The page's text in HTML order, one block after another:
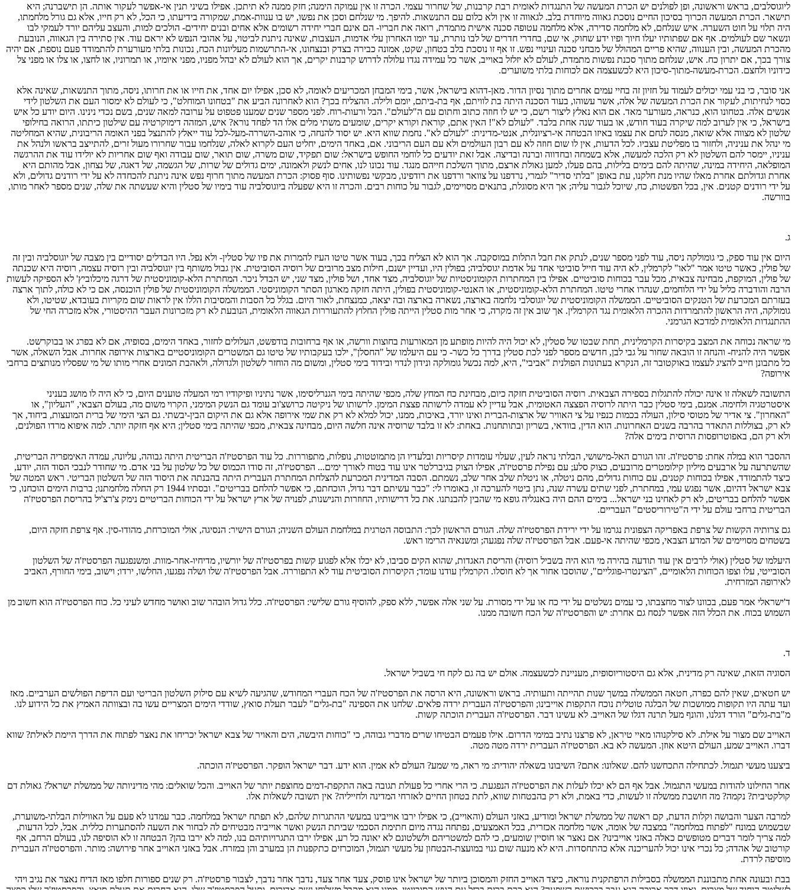
ליוגוסלבים, בראש וראשונה, ופן לפולנים יש הכרת המעשה של התנגדות לאומית רבת קרבנות, של שחרור עצמי. הכרה זו אין עמוקה הימנה; חזק ממנה לא תיתכן. אפילו בשיני תנין אי-אפשר לעקור אותה. הן תישברנה; היא
תישאר. הכרת המעשה הכרוך בסיכון החיים נוסכת גאווה מיוחדת בלב. לגאווה זו אין ולא כלום עם התנשאות. להיפך. מי שנלחם וסכן את נפשו, יש בו ענוות-אמת, שמקורה בידיעתו, כי הכל, לא רק חייו, אלא גם גורל מלחמתו,
היה תלוי על חוט השערה. איש שנלחם, לא מלחמה סדירה, אלא מלחמה עטופה סכנה אישית מתמדת, רואה את חבריו- הם אינם חברי יחידה רשומים אלא אחים ובנים יחידים- הולכים למות, והעצב עליהם יורד לעמקי לבו
ונשאר שם לעולמים. אף אם שפתותיו יעלו חיוך ופיו ידע שחוק, אי שם, בחדרי חדרים של לבו נותרת, עד יומו האחרון עלי אדמות, העצבות, שאינה ניתנת לביטוי, על אהובי הנפש לא יראם עוד. אין סתירה בין הגאווה, הנובעת
מהכרת המעשה, ובין הענווה, שהיא פריים המהולל של מבחני סכנה ועינויי נפש. זו אף זו נוסכת בלב בטחון, שקט, אמונה כבירה בצדק ובנצחונו, אי-התרשמות מעליונות הכח, נכונות בלתי מעורערת להתמודד פעם נוספת, אם יהיה
צורך בכך, אם יתרון כח. איש, שנלחם מתוך סכנת נפשות מתמדת, לעולם לא יזלזל באוייב, אשר כל עמידה נגדו עלולה לדרוש קרבנות יקרים, אך הוא לעולם לא יבהל מפניו, מפני איומיו, או תמרוניו, או לחצו, או צלו או מפני צל
כידוניו ולחצם. הכרת-מעשה-מתוך-סיכון היא לכשעצמה אם לכוחות בלתי משוערים.
אני סובר, כי בני עמי יכולים לעמוד על חזיון זה בחיי עמים אחרים מתוך נסיון הדור. מאן-דהוא בישראל, אשר, בימי המבחן המכריעים לאומה, לא סכן, אפילו יום אחד, את חייו או את חרותו, ניסה, מתוך התנשאות, שאינה אלא
כסוי לנחיתות, לעקור את הכרת המעשה של אלה, אשר עשוהו, בעוד הסכנה היתה בת לוויתם, אף בת-ביתם, יומם ולילה. ההצליח בכך? הוא לאחרונה הביע את "בטחונו המוחלט", כי לעולם לא ימסור העם את השלטון לידי
אנשים אלה. בטחונו הוא, כנראה, מעורער מאד. אם הוא נאלץ ליצור רשם, כי יש לו חוזה כתוב וחתום עם ה"לעולם". הבל ורעות-רוח. לפני מספר שנים שמענו פטפוט על ערובה למאה שנים, בשם נכדי נינינו. היום יודע כל איש
בישראל, כי אין לערוב למה שיקרה בעוד חודש, או בעוד שנה אחת בלבד. "לעולם לא"! האין אתם, קוראת וקורא יקרים, שומעים משתי מלים אלו הד לפחד נורא? איש, המזהה דימוקרטיה עם שילטון כיתתו, הרואה בחילופי
שלטון לא מצווה אלא שואה, מנסה לנחם את עצמו באיזו הבטחה אי-רציונלית, אנטי-מדינית: "לעולם לא". נחמת שווא היא. יש יסוד להנחה, כי אוהב-השררה-מעל-לכל עוד ייאלץ להתנצל בפני האומה הריבונית, שהיא המחליטה
מי ינהל את עניניה, ולחזור בו מפליטת עצביו. לכל הדעות, אין לו שום חוזה לא עם רבון העולמים ולא עם העם הריבוני. אם, באחד הימים, יחליט העם לקרוא לאלה, שנלחמו עבור שחרורו מעול זרים, להתייצב בראשו ולנהל את
עניניו, יימסר להם השלטון לא רק הלכה למעשה, אלא בשמחה ובחדווה וברנה ובדיצה. אבל זאת יודעים כל לוחמי החופש בישראל: שום תפקיד, שום משרה, שום תואר, שום עבודה ואף שום אחריות לא יולידו עוד את ההרגשה
המופלאה, היחידה במינה, שהיתה להם בימים בלילות, בהם פעלו, למען גאולת ארצם, מתוך השלכת חייהם מנגד. עוד נכונו לנו, אחים לנשק ולאמונה, ימים גדולים של שרות, של הגשמה, של דאגה, של נצחון, אבל מהותם היא
אחרת וגדולתם אחרת מאלו שהיו מנת חלקנו, עת באופן "בלתי סדיר" לגמרי, נרדפנו על צוואר ורדפנו את רודפינו, מבקשי נפשותינו. סוף פסוק: הכרת המעשה מתוך חרוף נפש אינה ניתנת להכחדה לא על ידי רודנים גדולים, ולא
על ידי רודנים קטנים. אין, בכל הפשטות, כח, שיוכל לגבור עליה; אך היא מסוגלת, בתנאים מסויימים, לגבור על כוחות רבים. והכרה זו היא שפעלה ביוגוסלביה עוד בימיו של סטלין והיא שעשתה את שלה, שנים מספר לאחר מותו,
בוורשה.
ג.
היום אין עוד ספק, כי גומולקה ניסה, עוד לפני מספר שנים, לנתק את חבל התלות במוסקבה. אך הוא לא הצליח בכך, בעוד אשר טיטו העיז להמרות את פיו של סטלין- ולא נפל. היו הבדלים יסודיים בין מצבה של יוגוסלביה ובין זה
של פולין, כאשר טיטו אמר "לאו" לקרמלין, לא היה עוד חייל סוביטי אחד על אדמת יגוסלביה; בפולין היו, ועדיין ישנם, חילות מצב מרובים של רוסיה הסוביטית. אין גבול משותף בין יוגוסלביה ובין רוסיה עצמה, רוסיה היא שכנתה
של פולין, המוקפת, מבחינה צבאית, מכל עבר בכוחות סוביטיים. אפילו בין המחתרות הקומוניסטיות של יוגוסלביה, מצד אחד, ושל פולין, מצד שני, יש הבדל ניכר. המחתרת הלא-קומוניסטית של דרגה מיכלוביץ' לא הספיקה לעשות
הרבה והודברה כליל על ידי הלוחמים, שנהרו אחרי טיטו. המחתרת הלא-קומוניסטית, או האנטי-קומוניסטית בפולין, היתה חזקה מארגון הסתר הקומוניסטי. הממשלה הקומוניסטית של פולין הוכנסה, אם כי לא כולה, לתוך ארצה
בעזרתם המכרעת של הטנקים הסוביטיים. הממשלה הקומוניסטית של יוגוסלבי נלחמה בארצה, נשארה בארצה ובה יצאה, כמנצחת, לאור היום. בגלל כל הסבות והמסיבות הללו אין לראות שום מקריות בעובדא, שטיטו, ולא
גומולקה, היה הראשון להתמרדות ההכרה הלאומית נגד הקרמלין. אך שוב אין זה מקרה, כי אחר מות סטלין הייתה פולין החלוץ להתעוררות הגאווה הלאומית, הנובעת לא רק מזכרונות העבר ההיסטורי, אלא מזכרה החי של
ההתנגדות הלאומית למדכא הגרמני.
מי שראה נכוחה את המצב בקיסרות הקרמלינית, תחת שבטו של סטלין, לא יכול היה להיות מופתע מן המאורעות בחוצות וורשה, או אף ברחובות בודפשט, העלולים לחזור, באחד הימים, בסופיה, אם לא בפרג או בבוקרשט.
אפשר היה להניח- והנחה זו הובאה שחור על גבי לבן, חדשים מספר לפני לכת סטלין בדרך כל כשר- כי עם היעלמו של "החסלן", ילכו בעקבותיו של טיטו גם המשטרים הקומוניסטיים בארצות אירופה אחרות. אבל השאלה, אשר
כל מתבונן חייב להציג לעצמו באוקטובר זה, הנקרא בעתונות הפולנית "אביבי", היא, למה נכשל גומולקה ונידון לנדוי ובידוד בימי סטלין, ומשום מה הוחזר לשלטון ולגדולה, ולאהבת המונים אחרי מותו של מי שפסליו מנותצים ברחבי
אירופה?
התשובה לשאלה זו אינה יכולה להתגלות בספירה הצבאית. רוסיה הסוביטית חזקה כיום, מבחינת כח המחץ שלה, מכפי שהיתה בימי הגנרליסימו, אשר נתיניו ופיקודיו רמי המעלה טוענים היום, כי לא היה לו מושג בעניני
איסטרטגיה ולחימה. אמנם, בימי סטלין כבר היתה לרוסיה הפצצה האטומית, אבל עדיין לא עמדה לרשותה פצצת המימן. לרשותו של ניקיטה כרושצ'וב עומד גם הנשק המימני, הקרוי משום מה, בעולם הצבאי, "העליון", או
"האחרון". צי אדיר של מטוסי סילון, העולה בכמות כנפיו על צי האוויר של ארצות-הברית ואינו יורד, באיכות, ממנו, יכול למלא לא רק את שמי אירופה אלא גם את היקום הבין-יבשתי. גם הצי הימי של ברית המועצות, ביחוד, אך
לא רק, בצוללות התאדר בהרבה בשנים האחרונות. הוא הדין, בוודאי, בשריון ובתותחנות. באחת: לא זו בלבד שרוסיה אינה חלשה היום, מבחינה צבאית, מכפי שהיתה בימי סטלין; היא אף חזקה יותר. למה איפוא מרדו הפולנים,
ולא רק הם, באפוטרופסות הרוסית בימים אלה?
ההסבר הוא במלה אחת: פרסטיז'ה. זהו הגורם האל-מישושי, הבלתי נראה לעין, שעלוי עומדות קיסריות ובלעדיו הן מתמוטטות, נופלות, מתפוררות. כל עוד הפרסטיז'ה הבריטית היתה גבוהה, עליונה, עמדה האימפריה הבריטית,
שהשתרעה על ארבעים מיליון קילומטרים מרובעים, כצוק סלע; עם נפילת פרסטיז'ה, אפילו הצוק בגיברלטר אינו עוד בטוח לאורך ימים... הפרסטיז'ה, זה סודו הכמוס של כל שלטון על בני אדם. מי שחודר לנבכי הסוד הזה, יודע,
כיצד להתמודד, אפילו בכוחות קטנים, עם כוחות גדולים, מהם ניטלה, או ניטלת שלב אחר שלב, נשמתם. הסבה המדינית המכרעת להצלחת המחתרת העברית היתה בהבנתה את היסוד הזה של השלטון הבריטי. ראש המטה של
צבא ישראל דהיום, אשר נפגש עמי, במחתרת, לפני שתים עשרה שנה, נתן ביטוי להערכה זו, באומרו לי: "כבר עשיתם דבר גדול, הוכחתם, כי אפשר להלחם בבריטים". ובסתיו 1944 רק החלה מלחמתנו; ברבות הימים הוכחנו, כי
אפשר להלחם בבריטים, לא רק לאחינו בני ישראל... בימים ההם היה באנגליה גופא מי שהבין להבנתנו. את כל דרישותיו, החוזרות והנישנות, לפנויה של ארץ ישראל על ידי הכוחות הבריטיים נימק צ'רצ'יל בהריסת הפרסטיז'ה
הבריטית ברחבי עולם על ידי ה"טירוריסטים" העבריים.
גם צרותיה הקשות של צרפת באפריקה הצפונית נגרמו על ידי ירידת הפרסטיז'ה שלה. הגורם הראשון לכך: התבוסה הטרגית במלחמת העולם השניה; הגורם הישיר: הנסיגה, אולי המוכרחת, מהודו-סין. אף צרפת חזקה היום,
בשטחים מסויימים של המדע הצבאי, מכפי שהיתה אי-פעם. אבל הפרסטיז'ה שלה נפגעה; ומשנאיה הרימו ראש.
היעלמו של סטלין (אולי לרבים אין עוד תודעה בהירה מי הוא היה בשביל רוסיה) והריסת האגדות, שהוא הקים סביבו, לא יכלו אלא לפגוע קשות בפרסטיז'ה של יורשיו, מדיחיו-אחר-מוות. ומשנפגעה הפרסטיז'ה של השלטון
הסובייטי, עלו וצפו הכוחות הלאומיים, "הצינטרו-פוגליים", שהוסבו אחור אך לא חוסלו. הקרמלין עודנו עומד; הקיסרות הסוביטית עוד לא התפוררה. אבל הפרסטיז'ה שלו ושלה נפגעו, החלשו, ירדו; וישוב, בימי החורף, האביב
לאירופה המזרחית.
ד'ישראלי אמר פעם, בכוונו לצור מחצבתו, כי עמים נשלטים על ידי כח או על ידי מסורת. על שני אלה אפשר, ללא ספק, להוסיף גורם שלישי: הפרסטיז'ה. כלל גדול הובהר שוב ואושר מחדש לעיני כל. כוח הפרסטיז'ה הוא חשוב מן
השמוש בכוח. את הכלל הזה אפשר לנסח גם אחרת: יש והפרסטיז'ה של הכח חשובה ממנו.
ד.
הסוגיה הזאת, שאינה רק מדינית, אלא גם היסטוריוסופית, מעניינת לכשעצמה. אולם יש בה גם לקח חי בשביל ישראל.
יש חטאים, שאין להם כפרה, חטאה הממשלה במשך שנות תהייתה ותעותיה. בראש וראשונה, היא הרסה את הפרסטיז'ה של הכח העברי המחודש, שהגיעה לשיא עם סילוק השלטון הבריטי ועם הדיפת הפולשים הערביים. מאז
ועד עתה היו תקופות ממושכות של הבלגה טוטלית נוכח התקפות אוייבינו; והפרסטיז'ה העברית ירדה פלאים. שלחנו את הספינה "בת-גלים" לעבר תעלת סואץ, שודדי הימים המצריים עשו בה ובצוותה האמיץ את כל הידוע לנו.
מ"בת-גלים" הורד דגלנו, והונף מעל תרנה דגלו של האוייב. לא עשינו דבר. הפרסטיז'ה העברית הוכתה קשות.
האוייב שם מצור על אילת. לא סילקנוהו מאיי טיראן, לא פרצנו נתיב במימי הדרום. אילו פעמים הבטיחו שרים מדברי גבוהה, כי "כוחות היבשה, הים והאויר של צבא ישראל יכריחו את נאצר לפתוח את הדרך היימת לאילת? שווא
דברו. האוייב שמע, העולם היטא אוזן. המעשה לא בא. הפרסטיז'ה העברית ירדה מטה מטה.
ביצענו מעשי תגמול. לכתחילה התכחשנו להם. שאלונו: אתם? השיבונו בשאלה יהודית: מי ראה, מי שמע? העולם לא אמין. הוא ידע. דבר ישראל הופקר. הפרסטיז'ה הוכתה.
אחר החילונו להודות במעשי התגמול. אבל אף הם לא יכלו לעלות את הפרסטיז'ה הנפגעת. כי הרי אחרי כל פעולת תגובה באה התקפת-דמים מחוצפת יותר של האוייב. והכל שואלים: מהי מדיניותה של ממשלת ישראל? גאולת דם
קולקטיבית? נקמה? מה חושבת ממשלה זו לעשות, כדי באמת, ולא רק בהבטחות שווא, לתת בטחון החיים לאזרחי המדינה ולחייליה? אין תשובה לשאלות אלו.
למרבה הצער והבושה וקלות הדעת, קם ראשה של ממשלת ישראל ומודיע, באזני העולם (והאוייב), כי אפילו ירבו אוייבינו במעשי ההתגרות שלהם, לא תפתח ישראל במלחמה. כבר עמדנו לא פעם על האווילות הבלתי-משוערת,
שבשמוש במונח "לפתוח במלחמה" במצבה של אומה, אשר מלחמה אכזרית, בכל האמצעים, נפתחה נגדה מיום חתימת הסכמי שביתת הנשק ואשר אוייביה מבטיחים לה לבחור את השעה להסתערות כללית. אבל, לכל הדעות,
למה צריך לומר דברים מטופשים כאלה באזני אוייבינו? אם נאצר או חוסיין שומעים, כי להם למשטריהם ולשלטונם לא יאונה כל רע, אפילו ירבו התגרויותיהם בנו, למה לא ירבו בהן? הבטחה זו לא הוסיפה לנו, בעולם הרחב, אף
קורטוב של אהדה; כל נכרי אינו יכול להעריכנה אלא כהתחסדות. היא לא מנעה שום גנוי במועצת-הבטחון על מעשי תגמול, המוכרזים כתקפנות הן במערב והן במזרח. אבל באזני האוייב אחר פירושה: מותר. והפרסטיז'ה העברית
מוסיפה לרדת.
בבת ובעונה אחת מתבוננת הממשלה בסבילות הרפתקנית נוראה, כיצד האוייב החזק והמסוכן ביותר של ישראל אינו פוסק, צעד אחר צעד, נדבך אחר נדבך, לצבור פרסטיז'ה. רק שנים ספורות חלפו מאז הדיח נאצר את נגיב ויהי